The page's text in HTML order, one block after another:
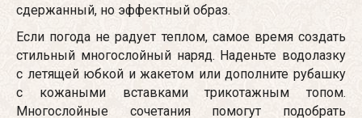
сдержанный, но эффектный образ.
Если погода не радует теплом, самое время создать
стильный многослойный наряд. Наденьте водолазку
с летящей юбкой и жакетом или дополните рубашку
с кожаными вставками трикотажным топом.
Многослойные сочетания помогут подобрать